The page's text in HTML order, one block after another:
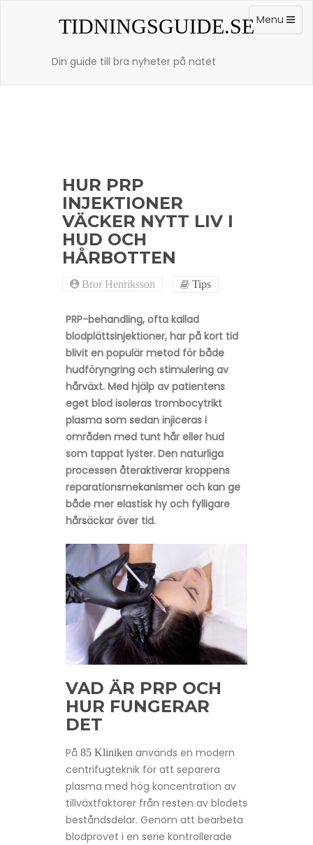
TIDNINGSGUIDE.SE
Din guide till bra nyheter på nätet
Toggle
navigation
Menu
HUR PRP
INJEKTIONER
VÄCKER NYTT LIV I
HUD OCH
HÅRBOTTEN
Bror Henriksson Tips
PRP-behandling, ofta kallad
blodplättsinjektioner, har på kort tid
blivit en populär metod för både
hudföryngring och stimulering av
hårväxt. Med hjälp av patientens
eget blod isoleras trombocytrikt
plasma som sedan injiceras i
områden med tunt hår eller hud
som tappat lyster. Den naturliga
processen återaktiverar kroppens
reparationsmekanismer och kan ge
både mer elastisk hy och fylligare
hårsäckar över tid.
VAD ÄR PRP OCH
HUR FUNGERAR
DET
På 85 Kliniken används en modern
centrifugteknik för att separera
plasma med hög koncentration av
tillväxtfaktorer från resten av blodets
beståndsdelar. Genom att bearbeta
blodprovet i en serie kontrollerade